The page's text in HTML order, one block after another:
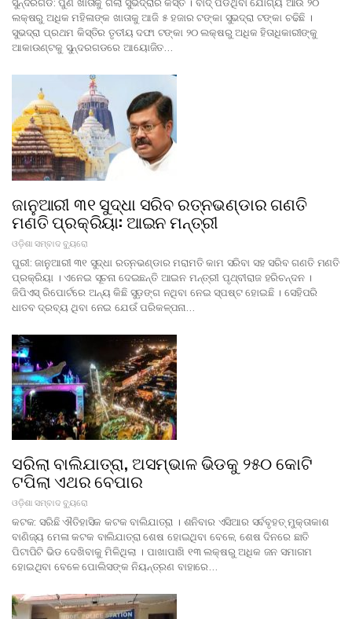
ସୁନ୍ଦରଗଡ: ପୁଣି ଖାତାକୁ ଗଲା ସୁଭଦ୍ରାର କିସ୍ତି । ବାଦ୍ ପଡିଥିବା ଯୋଗ୍ୟ ଆଉ ୨୦
ଲକ୍ଷରୁ ଅଧିକ ମହିଳାଙ୍କ ଖାତାକୁ ଆଜି ୫ ହଜାର ଟଙ୍କା ସୁଭଦ୍ରା ଟଙ୍କା ଚଢିଛି ।
ସୁଭଦ୍ରା ପ୍ରଥମ କିସ୍ତିର ତୃତୀୟ ଦଫା ଟଙ୍କା ୨୦ ଲକ୍ଷରୁ ଅଧିକ ହିତାଧିକାରୀଙ୍କୁ
ଆକାଉଣ୍ଟକୁ ସୁନ୍ଦରଗଡରେ ଆୟୋଜିତ…
ଜାନୁଆରୀ ୩୧ ସୁଦ୍ଧା ସରିବ ରତ୍ନଭଣ୍ଡାର ଗଣତି
ମଣତି ପ୍ରକ୍ରିୟା: ଆଇନ ମନ୍ତ୍ରୀ
ଓଡ଼ିଶା ସମ୍ବାଦ ବ୍ୟୁରୋ
ପୁରୀ: ଜାନୁଆରୀ ୩୧ ସୁଦ୍ଧା ରତ୍ନଭଣ୍ଡାର ମରାମତି କାମ ସରିବା ସହ ସରିବ ଗଣତି ମଣତି
ପ୍ରକ୍ରିୟା । ଏନେଇ ସୂଚନା ଦେଇଛନ୍ତି ଆଇନ ମନ୍ତ୍ରୀ ପୃଥ୍ବୀରାଜ ହରିଚନ୍ଦନ ।
ଜିପିଏସ୍ ରିପୋର୍ଟରେ ଅନ୍ୟ କିଛି ସୁଡ଼ଙ୍ଗ ନଥିବା ନେଇ ସ୍ପଷ୍ଟ ହୋଇଛି । ସେହିପରି
ଧାତବ ଦ୍ରବ୍ୟ ଥିବା ନେଇ ଯେଉଁ ପରିକଳ୍ପନା…
ସରିଲା ବାଲିଯାତ୍ରା, ଅସମ୍ଭାଳ ଭିଡକୁ ୨୫୦ କୋଟି
ଟପିଲା ଏଥର ବେପାର
ଓଡ଼ିଶା ସମ୍ବାଦ ବ୍ୟୁରୋ
କଟକ: ସରିଛି ଐତିହାସିକ କଟକ ବାଲିଯାତ୍ରା । ଶନିବାର ଏସିଆର ସର୍ବବୃହତ୍‌ ମୁକ୍ତାକାଶ
ବାଣିଜ୍ୟ ମେଳା କଟକ ବାଲିଯାତ୍ରା ଶେଷ ହୋଇଥିବା ବେଳେ, ଶେଷ ଦିନରେ ଛାତି
ପିଟାପିଟି ଭିଡ ଦେଖିବାକୁ ମିଳିଥିଲା । ପାଖାପାଖି ୧୩ ଲକ୍ଷରୁ ଅଧିକ ଜନ ସମାଗମ
ହୋଇଥିବା ବେଳେ ପୋଲିସଙ୍କ ନିୟନ୍ତ୍ରଣ ବାହାରେ…